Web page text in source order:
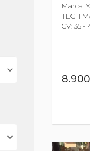
Marca:
TECH
CV: 35 -
8.900